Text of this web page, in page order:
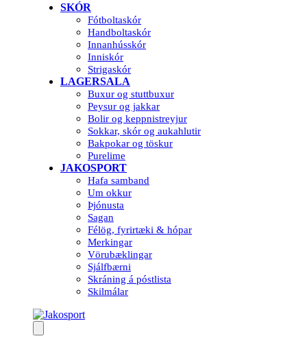
SKÓR
Fótboltaskór
Handboltaskór
Innanhússkór
Inniskór
Strigaskór
LAGERSALA
Buxur og stuttbuxur
Peysur og jakkar
Bolir og keppnistreyjur
Sokkar, skór og aukahlutir
Bakpokar og töskur
Purelime
JAKOSPORT
Hafa samband
Um okkur
Þjónusta
Sagan
Félög, fyrirtæki & hópar
Merkingar
Vörubæklingar
Sjálfbærni
Skráning á póstlista
Skilmálar